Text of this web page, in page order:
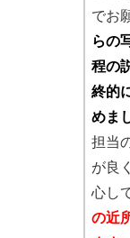
でお
らの
程の
終的
めま
担当
が良
心し
の近